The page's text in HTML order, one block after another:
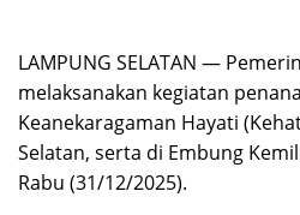
LAMPUNG SELATAN —
melaksanakan kegiatan
Keanekaragaman Hayati
Selatan, serta di Embung
Rabu (31/12/2025).